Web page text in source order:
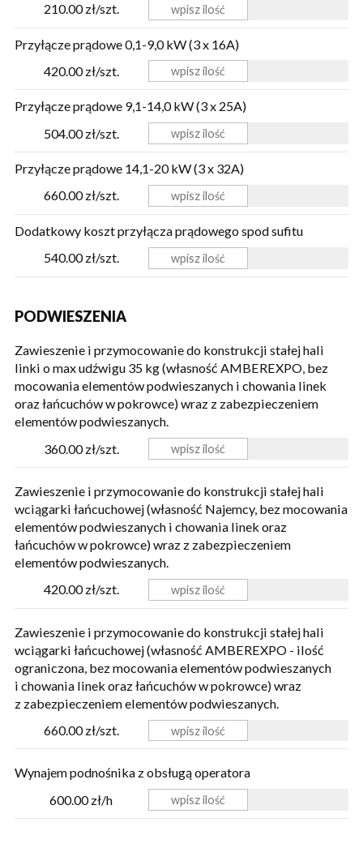
210.00 zł/szt.
Przyłącze prądowe 0,1-9,0 kW (3 x 16A)
420.00 zł/szt.
Przyłącze prądowe 9,1-14,0 kW (3 x 25A)
504.00 zł/szt.
Przyłącze prądowe 14,1-20 kW (3 x 32A)
660.00 zł/szt.
Dodatkowy koszt przyłącza prądowego spod sufitu
540.00 zł/szt.
PODWIESZENIA
Zawieszenie i przymocowanie do konstrukcji stałej hali
linki o max udźwigu 35 kg (własność AMBEREXPO, bez
mocowania elementów podwieszanych i chowania linek
oraz łańcuchów w pokrowce) wraz z zabezpieczeniem
elementów podwieszanych.
360.00 zł/szt.
Zawieszenie i przymocowanie do konstrukcji stałej hali
wciągarki łańcuchowej (własność Najemcy, bez mocowania
elementów podwieszanych i chowania linek oraz
łańcuchów w pokrowce) wraz z zabezpieczeniem
elementów podwieszanych.
420.00 zł/szt.
Zawieszenie i przymocowanie do konstrukcji stałej hali
wciągarki łańcuchowej (własność AMBEREXPO - ilość
ograniczona, bez mocowania elementów podwieszanych
i chowania linek oraz łańcuchów w pokrowce) wraz
z zabezpieczeniem elementów podwieszanych.
660.00 zł/szt.
Wynajem podnośnika z obsługą operatora
600.00 zł/h